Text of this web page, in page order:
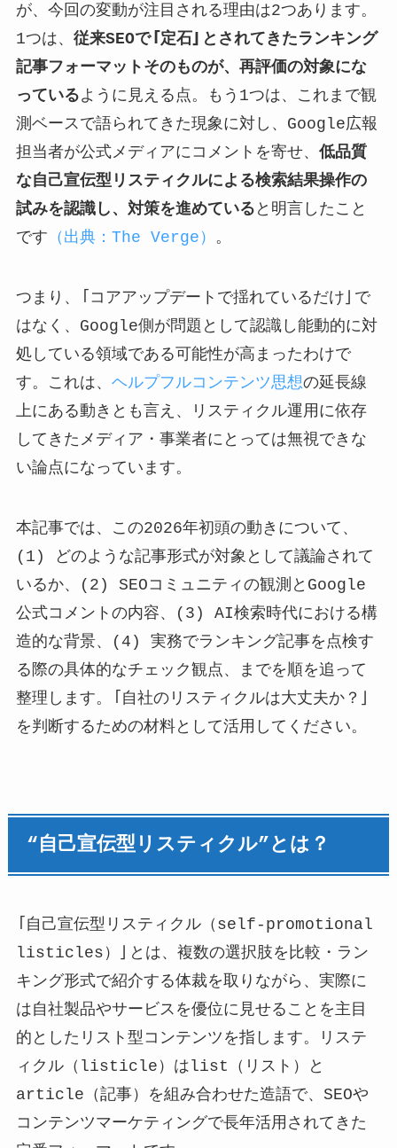
が、今回の変動が注目される理由は2つあります。
1つは、 従来SEOで「定石」とされてきたランキング
記事フォーマットそのものが、再評価の対象にな
っているように見える点。もう1つは、これまで観
測ベースで語られてきた現象に対し、Google広報
担当者が公式メディアにコメントを寄せ、 低品質
な自己宣伝型リスティクルによる検索結果操作の
試みを認識し、対策を進めている と明言したこと
です （出典：The Verge） 。
つまり、「コアアップデートで揺れているだけ」で
はなく、Google側が問題として認識し能動的に対
処している領域である可能性が高まったわけで
す。これは、 ヘルプフルコンテンツ思想の延長線
上にある動きとも言え、リスティクル運用に依存
してきたメディア・事業者にとっては無視できな
い論点になっています。
本記事では、この2026年初頭の動きについて、
(1) どのような記事形式が対象として議論されて
いるか、(2) SEOコミュニティの観測とGoogle
公式コメントの内容、(3) AI検索時代における構
造的な背景、(4) 実務でランキング記事を点検す
る際の具体的なチェック観点、までを順を追って
整理します。「自社のリスティクルは大丈夫か？」
を判断するための材料として活用してください。
“自己宣伝型リスティクル”とは？
「自己宣伝型リスティクル（self-promotional
listicles）」とは、複数の選択肢を比較・ラン
キング形式で紹介する体裁を取りながら、実際に
は自社製品やサービスを優位に見せることを主目
的としたリスト型コンテンツを指します。リステ
ィクル（listicle）はlist（リスト）と
article（記事）を組み合わせた造語で、SEOや
コンテンツマーケティングで長年活用されてきた